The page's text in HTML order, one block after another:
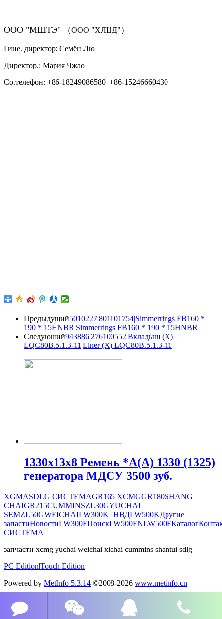
ООО "МШТЭ" （ООО "ХЛЦД"）
Гине. директор: Семён Лю
Директор.: Мария Чжао
Со.телефон: +86-18249086580 +86-15246660430
Предыдущий5010227|801101754|Simmerrings FB160 *
190 * 15HNBR|Simmerrings FB160 * 190 * 15HNBR
Следующий943886|276100552|Вкладыш (X)
LQC80B.5.1.3-11|Liner (X) LQC80B.5.1.3-11
1330х13х8 Ремень *A(А) 1330 (1325)
генератора МДСУ 3500 зуб.
XGMASDLG СИСТЕМАGR165 XCMGGR180SHANG
CHAIGR215CUMMINSZL30GYUCHAI
SEMZL50GWEICHAILW300KТНВДLW500KДругие
запастиНовостиLW300FПоискLW500FNLW500FКаталог
СИСТЕМА
запчасти xcmg yuchai weichai xichai cummins shantui sdlg
PC Edition|Touch Edition
Powered by MetInfo 5.3.14 ©2008-2026 www.metinfo.cn